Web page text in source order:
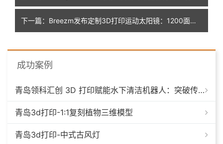
下一篇：Breezm发布定制3D打印运动太阳镜：1200面部数据点精准匹配不同面部特征
成功案例
青岛领科汇创 3D 打印赋能水下清洁机器人：突破传统制造，深耕海洋智能装备新场景
青岛3d打印-1:1复刻植物三维模型
青岛3d打印-中式古风灯